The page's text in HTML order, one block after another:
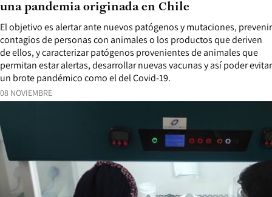
08 NOVIEMBRE
El objetivo es alertar ante nuevos patógenos y mutaciones, prevenir
contagios de personas con animales o los productos que deriven
de ellos, y caracterizar patógenos provenientes de animales que
permitan estar alertas, desarrollar nuevas vacunas y así poder evitar
un brote pandémico como el del Covid-19.
una pandemia originada en Chile